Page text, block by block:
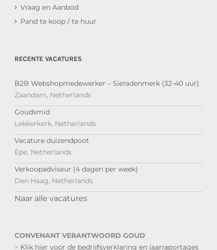
Vraag en Aanbod
Pand te koop / te huur
RECENTE VACATURES
B2B Webshopmedewerker – Sieradenmerk (32-40 uur)
Zaandam, Netherlands
Goudsmid
Lekkerkerk, Netherlands
Vacature duizendpoot
Epe, Netherlands
Verkoopadviseur (4 dagen per week)
Den Haag, Netherlands
Naar alle vacatures
CONVENANT VERANTWOORD GOUD
> Klik hier voor de bedrijfsverklaring en jaarraportages